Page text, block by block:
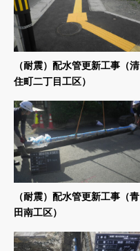
（耐震）配水管更新工事（清
住町二丁目工区）
（耐震）配水管更新工事（青
田南工区）